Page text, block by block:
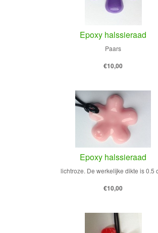
Epoxy halssieraad
Paars
€10,00
Epoxy halssieraad
lichtroze. De werkelijke dikte is 0.5
€10,00